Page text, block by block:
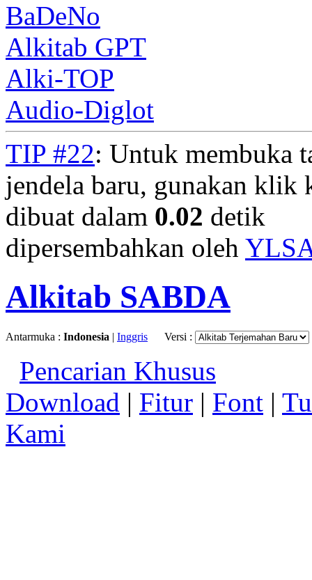
BaDeNo
Alkitab GPT
Alki-TOP
Audio-Diglot
TIP #22: Untuk membuka
jendela baru, gunakan klik
dibuat dalam 0.02 detik
dipersembahkan oleh
Alkitab SABDA
Antarmuka : Indonesia | Inggris Versi :
Pencarian Khusus
Download | Fitur | Font |
Kami